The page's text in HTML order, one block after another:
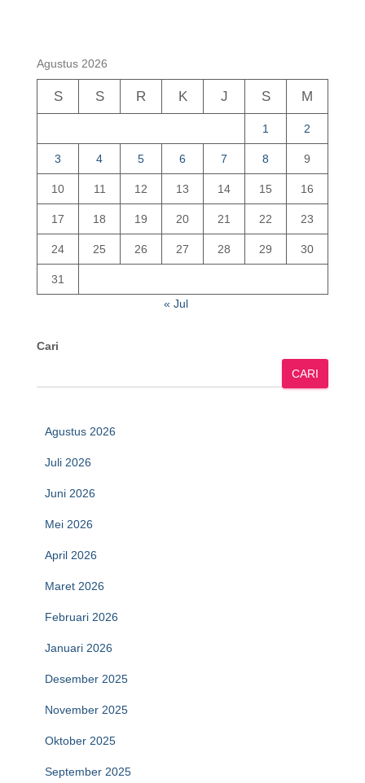
Agustus 2026
S S R K J S M
1 2
3 4 5 6 7 8 9
10 11 12 13 14 15 16
17 18 19 20 21 22 23
24 25 26 27 28 29 30
31
« Jul
Cari
CARI
Agustus 2026
Juli 2026
Juni 2026
Mei 2026
April 2026
Maret 2026
Februari 2026
Januari 2026
Desember 2025
November 2025
Oktober 2025
September 2025